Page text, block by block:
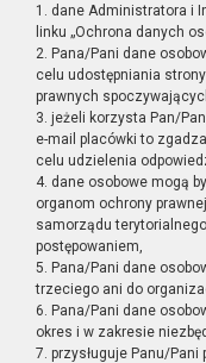
1. dane Administratora i
linku „Ochrona danych
2. Pana/Pani dane
celu udostępniania
prawnych
3. jeżeli korzysta Pan/
e-mail placówki to
celu udzielenia
4. dane osobowe mogą
organom ochrony
samorządu
postępowaniem,
5. Pana/Pani dane
trzeciego ani do
6. Pana/Pani dane
okres i w zakresie
7. przysługuje Panu/